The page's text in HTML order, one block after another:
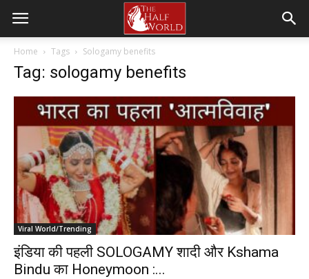
Home Tags Sologamy benefits
Tag: sologamy benefits
Viral World/Trending
इंडिया की पहली SOLOGAMY शादी और Kshama
Bindu का Honeymoon :...